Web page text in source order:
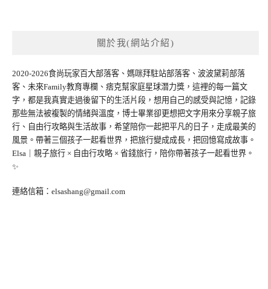
關於我(網站介紹)
2020-2026食尚玩家百大部落客、媽咪拜駐站部落客、波波黛莉部落
客、未來Family教育專欄、痞克幫家庭星球潛力獎，這裡的每一篇文
字，都是我真實走過後留下的生活片段，想用自己的感受與記憶，記錄
那些無法被複製的情緒與溫度，博士畢業卻更想把文字用來分享親子旅
行、自由行攻略與生活故事，希望陪你一起把平凡的日子，走成最美的
風景。帶著三個孩子一起看世界，把旅行變成成長，把回憶寫成故事。
Elsa｜親子旅行 × 自由行攻略 × 省錢旅行，陪你帶著孩子一起看世界。
✨
連絡信箱： elsashang@gmail.com